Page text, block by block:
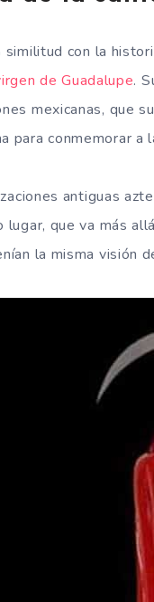
similitud con la
de Guadalupe.
mexicanas, que
para conmemorar
antiguas
lugar, que va más
la misma visión